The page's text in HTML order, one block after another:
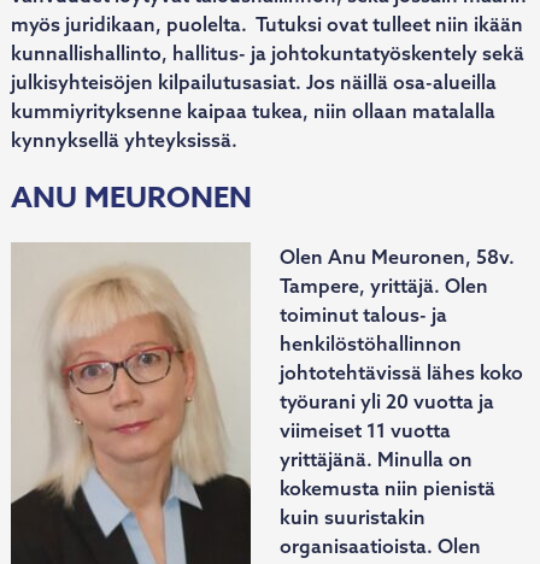
myös juridikaan, puolelta. Tutuksi ovat tulleet niin ikään
kunnallishallinto, hallitus- ja johtokuntatyöskentely sekä
julkisyhteisöjen kilpailutusasiat. Jos näillä osa-alueilla
kummiyrityksenne kaipaa tukea, niin ollaan matalalla
kynnyksellä yhteyksissä.
ANU MEURONEN
Olen Anu Meuronen, 58v.
Tampere, yrittäjä. Olen
toiminut talous- ja
henkilöstöhallinnon
johtotehtävissä lähes koko
työurani yli 20 vuotta ja
viimeiset 11 vuotta
yrittäjänä. Minulla on
kokemusta niin pienistä
kuin suuristakin
organisaatioista. Olen